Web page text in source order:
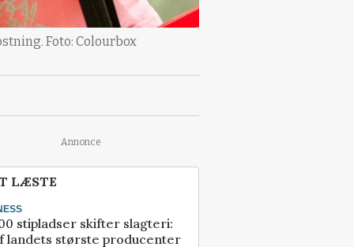
Foto: Colourbox
Annonce
LÆSTE
stipladser skifter slagteri:
landets største producenter